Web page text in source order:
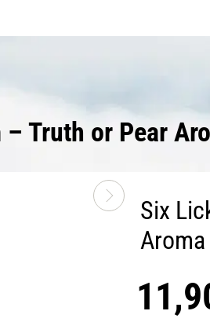
Truth or Pear
Six
Aroma